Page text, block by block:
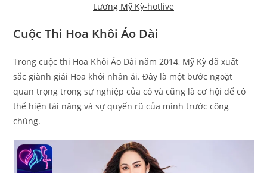
Lương Mỹ Kỳ-hotlive
Cuộc Thi Hoa Khôi Áo Dài
Trong cuộc thi Hoa Khôi Áo Dài năm 2014, Mỹ Kỳ đã xuất
sắc giành giải Hoa khôi nhân ái. Đây là một bước ngoặt
quan trọng trong sự nghiệp của cô và cũng là cơ hội để cô
thể hiện tài năng và sự quyến rũ của mình trước công
chúng.